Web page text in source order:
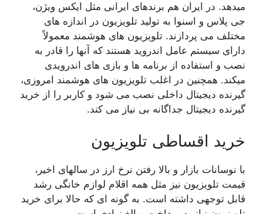
میدهد. در ایران هم برندهای ایرانی مثل ایکس ویژن،
جی پلاس و اسنوا به تولید تلویزیون در اندازه های
مختلف می پردازند. تلویزیون های هوشمند معمولاً
دارای سیستم عامل اندروید هستند که آنها را قادر به
نصب و استفاده از برنامه ها و بازی های اندرویدی
میکند. همچنین در اغلب تلویزیون های هوشمند امروزی،
گیرنده دیجیتال داخلی نصب می شود و کاربر را از خرید
گیرنده دیجیتال جداگانه بی نیاز می کند.
خرید اقساطی تلویزیون
با نوسانات بازار و بالا رفتن نرخ ارز در سالهای اخیر،
قیمت تلویزیون نیز مثل همه اقلام لوازم خانگی رشد
قابل توجهی داشته است. به گونه ای که حالا برای خرید